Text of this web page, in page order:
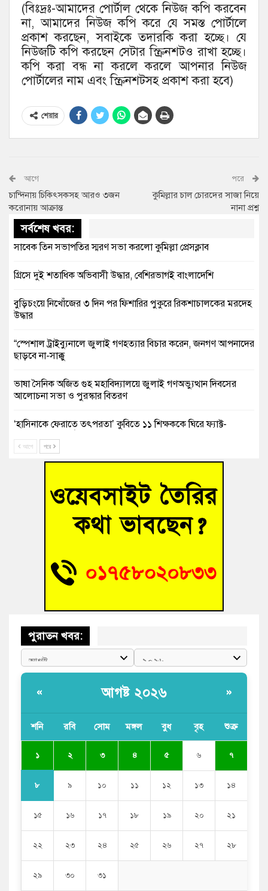
(বিঃদ্রঃ-আমাদের পোর্টাল থেকে নিউজ কপি করবেন
না, আমাদের নিউজ কপি করে যে সমস্ত পোর্টালে
প্রকাশ করছেন, সবাইকে তদারকি করা হচ্ছে। যে
নিউজটি কপি করছেন সেটার স্ক্রিনশটও রাখা হচ্ছে।
কপি করা বন্ধ না করলে করলে আপনার নিউজ
পোর্টালের নাম এবং স্ক্রিনশটসহ প্রকাশ করা হবে)
শেয়ার
আগে
চান্দিনায় চিকিৎসকসহ আরও ৩জন
করোনায় আক্রান্ত
পরে
কুমিল্লার চাল চোরদের সাজা নিয়ে
নানা প্রশ্ন
সর্বশেষ খবর:
সাবেক তিন সভাপতির স্মরণ সভা করলো কুমিল্লা প্রেসক্লাব
গ্রিসে দুই শতাধিক অভিবাসী উদ্ধার, বেশিরভাগই বাংলাদেশি
বুড়িচংয়ে নিখোঁজের ৩ দিন পর ফিশারির পুকুরে রিকশাচালকের মরদেহ
উদ্ধার
“স্পেশাল ট্রাইব্যুনালে জুলাই গণহত্যার বিচার করেন, জনগণ আপনাদের
ছাড়বে না-সাক্কু
ভাষা সৈনিক অজিত গুহ মহাবিদ্যালয়ে জুলাই গণঅভ্যুত্থান দিবসের
আলোচনা সভা ও পুরস্কার বিতরণ
‘হাসিনাকে ফেরাতে তৎপরতা’ কুবিতে ১১ শিক্ষককে ঘিরে ফ্যাক্ট-
বাঁশের খুঁটিতে ভর করে টিকে আছে সেতু
জুলাই গণঅভ্যুত্থান দিবসে কুমিল্লায় শ্রদ্ধা, র‍্যালি ও সংবর্ধনা
তনু হত্যা মামলায় গ্রেফতার সাবেক সেনা সদস্য হাফিজুর রহমান
হাইকোর্টের জামিনে মুক্ত
আহত শিক্ষার্থীদের দেখতে গিয়ে মেডিকেলের ক্যান্টিনে অবরুদ্ধ জবি
আগে পরে
পুরাতন খবর:
« আগষ্ট ২০২৬ »
শনি রবি সোম মঙ্গল বুধ বৃহ শুক্র
১ ২ ৩ ৪ ৫ ৬ ৭
৮ ৯ ১০ ১১ ১২ ১৩ ১৪
১৫ ১৬ ১৭ ১৮ ১৯ ২০ ২১
২২ ২৩ ২৪ ২৫ ২৬ ২৭ ২৮
২৯ ৩০ ৩১